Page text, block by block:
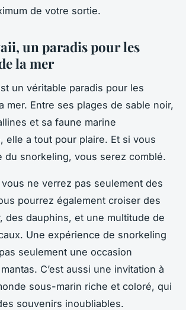
de votre sortie.
un paradis pour les
la mer
un véritable paradis pour les
mer. Entre ses plages de sable noir,
et sa faune marine
elle a tout pour plaire. Et si vous
du snorkeling, vous serez comblé.
vous ne verrez pas seulement des
pourrez également croiser des
des dauphins, et une multitude de
Une expérience de snorkeling
seulement une occasion
C’est aussi une invitation à
sous-marin riche et coloré, qui
souvenirs inoubliables.